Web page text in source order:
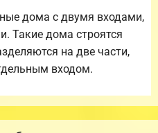
дома с двумя входами,
Такие дома строятся
на две части,
входом.